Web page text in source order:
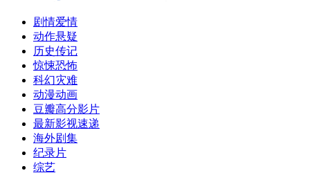
剧情爱情
动作悬疑
历史传记
惊悚恐怖
科幻灾难
动漫动画
豆瓣高分影片
最新影视速递
海外剧集
纪录片
综艺